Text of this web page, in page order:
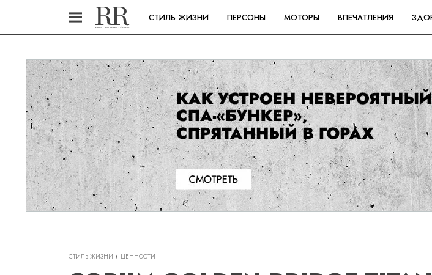
СТИЛЬ ЖИЗНИ ПЕРСОНЫ МОТОРЫ ВПЕЧАТЛЕНИЯ
СТИЛЬ ЖИЗНИ ЦЕННОСТИ